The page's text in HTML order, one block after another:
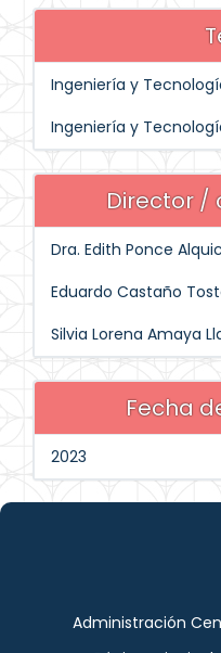
Ingeniería y
Ingeniería y
Director /
Dra. Edith Ponce
Eduardo Castaño
Silvia Lorena Amaya
Fecha
2023
Administración